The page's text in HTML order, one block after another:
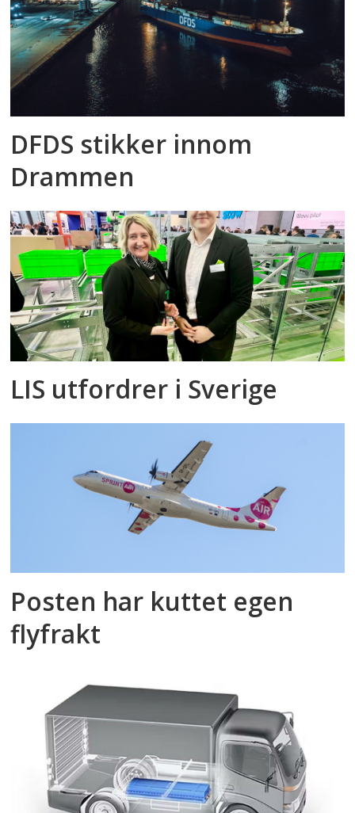
DFDS stikker innom
Drammen
LIS utfordrer i Sverige
Posten har kuttet egen
flyfrakt